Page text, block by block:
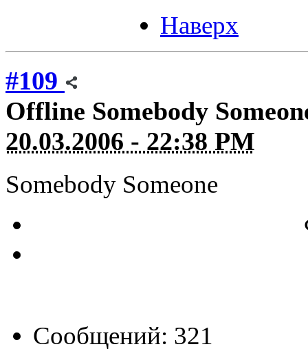
Наверх
#109
Offline Somebody
20.03.2006 - 22:38 PM
Somebody Someone
Сообщений: 321